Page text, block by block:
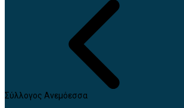
Σύλλογος Ανεμόεσσα